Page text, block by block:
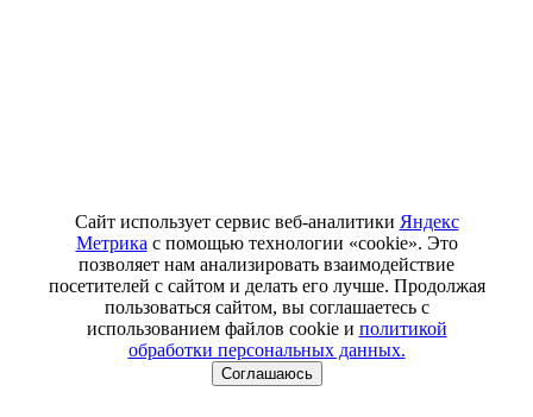
Сайт использует сервис веб-аналитики Яндекс
Метрика с помощью технологии «cookie». Это
позволяет нам анализировать взаимодействие
посетителей с сайтом и делать его лучше. Продолжая
пользоваться сайтом, вы соглашаетесь с
использованием файлов cookie и политикой
обработки персональных данных.
Соглашаюсь